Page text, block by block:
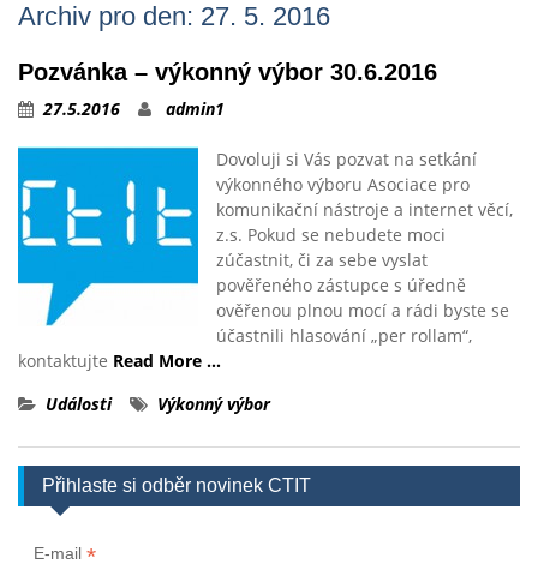
Archiv pro den: 27. 5. 2016
Pozvánka – výkonný výbor 30.6.2016
27.5.2016 admin1
Dovoluji si Vás pozvat na setkání
výkonného výboru Asociace pro
komunikační nástroje a internet věcí,
z.s. Pokud se nebudete moci
zúčastnit, či za sebe vyslat
pověřeného zástupce s úředně
ověřenou plnou mocí a rádi byste se
účastnili hlasování „per rollam“,
kontaktujte Read More …
Události
Výkonný výbor
Přihlaste si odběr novinek CTIT
E-mail *